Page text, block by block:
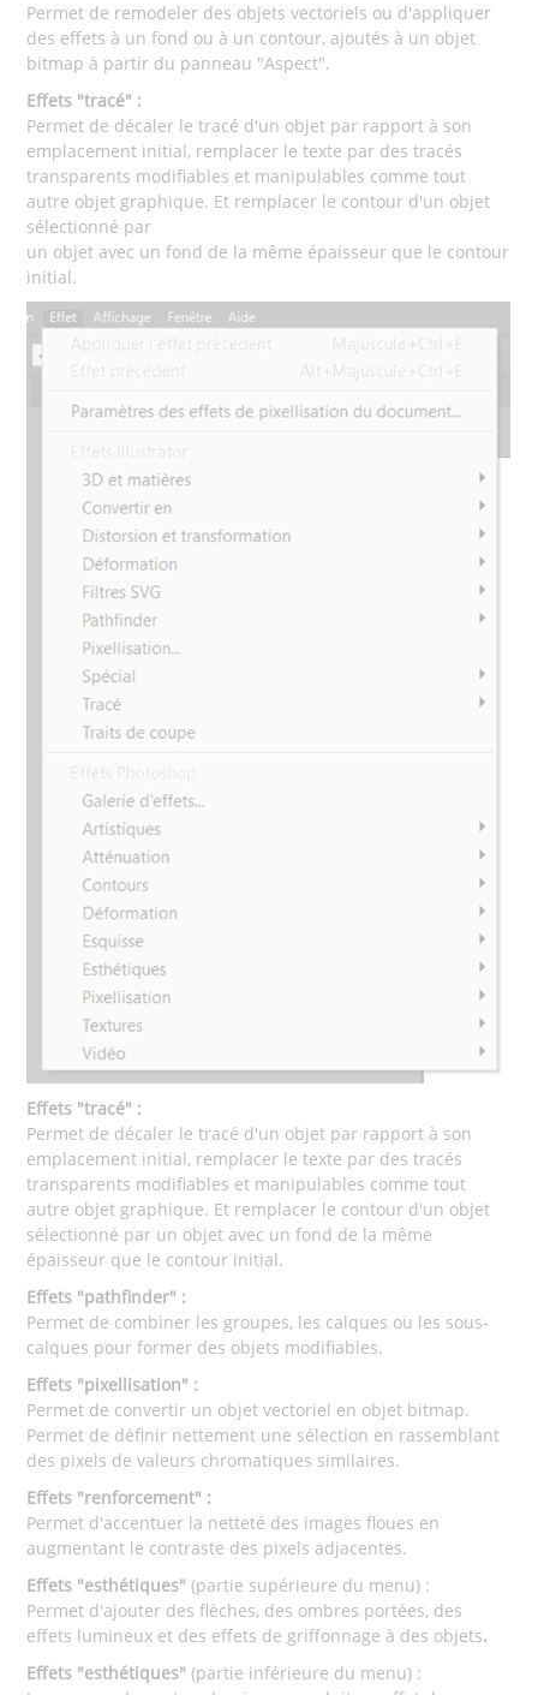
Permet de remodeler des objets vectoriels ou d'appliquer
des effets à un fond ou à un contour, ajoutés à un objet
bitmap à partir du panneau "Aspect".
Effets "tracé" :
Permet de décaler le tracé d'un objet par rapport à son
emplacement initial, remplacer le texte par des tracés
transparents modifiables et manipulables comme tout
autre objet graphique. Et remplacer le contour d'un objet
sélectionné par
un objet avec un fond de la même épaisseur que le contour
initial.
Effets "tracé" :
Permet de décaler le tracé d'un objet par rapport à son
emplacement initial, remplacer le texte par des tracés
transparents modifiables et manipulables comme tout
autre objet graphique. Et remplacer le contour d'un objet
sélectionné par un objet avec un fond de la même
épaisseur que le contour initial.
Effets "pathfinder" :
Permet de combiner les groupes, les calques ou les sous-
calques pour former des objets modifiables.
Effets "pixellisation" :
Permet de convertir un objet vectoriel en objet bitmap.
Permet de définir nettement une sélection en rassemblant
des pixels de valeurs chromatiques similaires.
Effets "renforcement" :
Permet d'accentuer la netteté des images floues en
augmentant le contraste des pixels adjacentes.
Effets "esthétiques" (partie supérieure du menu) :
Permet d'ajouter des flèches, des ombres portées, des
effets lumineux et des effets de griffonnage à des objets.
Effets "esthétiques" (partie inférieure du menu) :